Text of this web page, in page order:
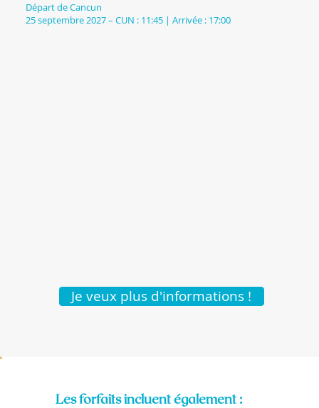
Départ de Cancun
25 septembre 2027 – CUN : 11:45 | Arrivée : 17:00
Je veux plus d'informations !
Les forfaits incluent également :